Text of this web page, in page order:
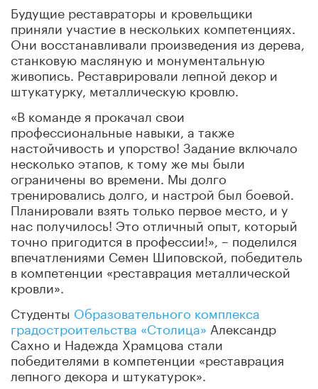
Будущие реставраторы и кровельщики
приняли участие в нескольких компетенциях.
Они восстанавливали произведения из дерева,
станковую масляную и монументальную
живопись. Реставрировали лепной декор и
штукатурку, металлическую кровлю.
«В команде я прокачал свои
профессиональные навыки, а также
настойчивость и упорство! Задание включало
несколько этапов, к тому же мы были
ограничены во времени. Мы долго
тренировались долго, и настрой был боевой.
Планировали взять только первое место, и у
нас получилось! Это отличный опыт, который
точно пригодится в профессии!», – поделился
впечатлениями Семен Шиповской, победитель
в компетенции «реставрация металлической
кровли».
Студенты Образовательного комплекса
градостроительства «Столица» Александр
Сахно и Надежда Храмцова стали
победителями в компетенции «реставрация
лепного декора и штукатурок».